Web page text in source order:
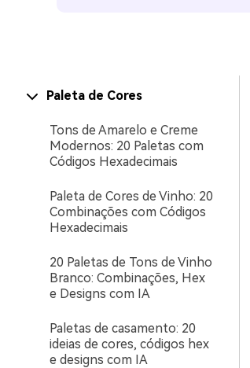
Paleta de Cores
Tons de Amarelo e Creme
Modernos: 20 Paletas com
Códigos Hexadecimais
Paleta de Cores de Vinho: 20
Combinações com Códigos
Hexadecimais
20 Paletas de Tons de Vinho
Branco: Combinações, Hex
e Designs com IA
Paletas de casamento: 20
ideias de cores, códigos hex
e designs com IA